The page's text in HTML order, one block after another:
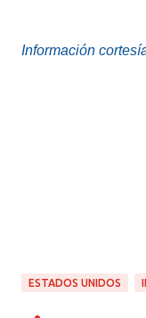
Información
ESTADOS UNIDOS